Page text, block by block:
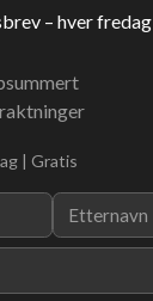
– hver fredag
| Gratis